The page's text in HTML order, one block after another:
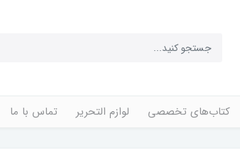
کتاب‌های تخصصی لوازم التحریر تماس با ما